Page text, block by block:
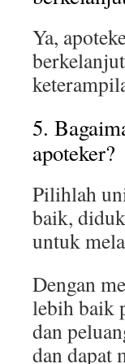
Ya,
5.
apoteker?
Pilihlah
baik,
untuk
Dengan
lebih baik
dan
dan dapat